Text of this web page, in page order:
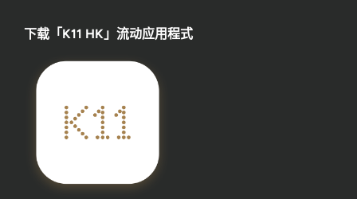
下载「K11 HK」流动应用程式